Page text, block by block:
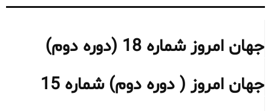
جهان امروز شماره 18 (دوره دوم)
جهان امروز ( دوره دوم) شماره 15